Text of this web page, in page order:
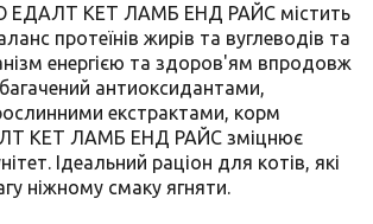
ЕДАЛТ КЕТ ЛАМБ ЕНД РАЙС містить
протеїнів жирів та вуглеводів та
енергією та здоров'ям впродовж
антиоксидантами,
екстрактами, корм
КЕТ ЛАМБ ЕНД РАЙС зміцнює
Ідеальний раціон для котів, які
ніжному смаку ягняти.